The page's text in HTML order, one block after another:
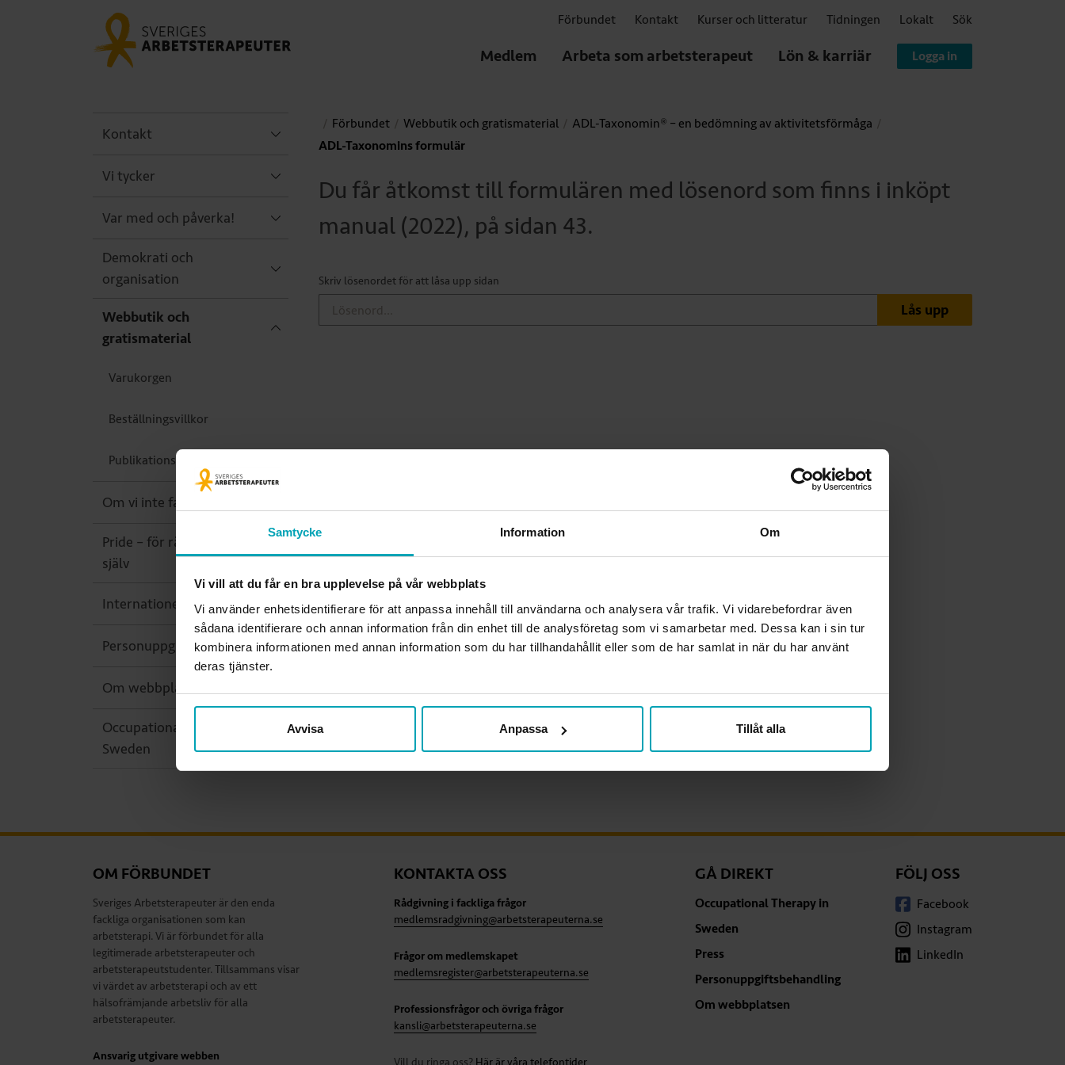
Samtycke Information Om
Vi vill att du får en bra upplevelse på vår webbplats
Vi använder enhetsidentifierare för att anpassa innehåll till användarna och analysera vår trafik. Vi vidarebefordrar även
sådana identifierare och annan information från din enhet till de analysföretag som vi samarbetar med. Dessa kan i sin tur
kombinera informationen med annan information som du har tillhandahållit eller som de har samlat in när du har använt
deras tjänster.
Avvisa Anpassa Tillåt alla
Förbundet Kontakt Kurser och litteratur Tidningen Lokalt Sök
Medlem Arbeta som arbetsterapeut Lön & karriär Logga in
Kontakt
Vi tycker
Var med och påverka!
Demokrati och
organisation
Webbutik och
gratismaterial
Varukorgen
Beställningsvillkor
Publikationslista för utskrift
Om vi inte fanns
Pride – för rätten att vara sig
själv
Internationellt
Personuppgiftsbehandling
Om webbplatsen
Occupational Therapy in
Sweden
Förbundet Webbutik och gratismaterial
ADL-Taxonomin® – en bedömning av aktivitetsförmåga
ADL-Taxonomins formulär
Du får åtkomst till formulären med lösenord som finns i inköpt
manual (2022), på sidan 43.
Skriv lösenordet för att låsa upp sidan
Lås upp
OM FÖRBUNDET
Sveriges Arbetsterapeuter är den enda
fackliga organisationen som kan
arbetsterapi. Vi är förbundet för alla
legitimerade arbetsterapeuter och
arbetsterapeutstudenter. Tillsammans visar
vi värdet av arbetsterapi och av ett
hälsofrämjande arbetsliv för alla
arbetsterapeuter.
Ansvarig utgivare webben
KONTAKTA OSS
Rådgivning i fackliga frågor
medlemsradgivning@arbetsterapeuterna.se
Frågor om medlemskapet
medlemsregister@arbetsterapeuterna.se
Professionsfrågor och övriga frågor
kansli@arbetsterapeuterna.se
Vill du ringa oss? Här är våra telefontider
GÅ DIREKT
Occupational Therapy in
Sweden
Press
Personuppgiftsbehandling
Om webbplatsen
FÖLJ OSS
Facebook
Instagram
LinkedIn